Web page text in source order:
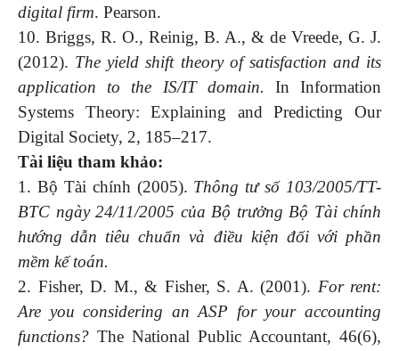
digital firm. Pearson.
10. Briggs, R. O., Reinig, B. A., & de Vreede, G. J.
(2012). The yield shift theory of satisfaction and its
application to the IS/IT domain. In Information
Systems Theory: Explaining and Predicting Our
Digital Society, 2, 185–217.
Tài liệu tham khảo:
1. Bộ Tài chính (2005). Thông tư số 103/2005/TT-
BTC ngày 24/11/2005 của Bộ trưởng Bộ Tài chính
hướng dẫn tiêu chuẩn và điều kiện đối với phần
mềm kế toán.
2. Fisher, D. M., & Fisher, S. A. (2001). For rent:
Are you considering an ASP for your accounting
functions? The National Public Accountant, 46(6),